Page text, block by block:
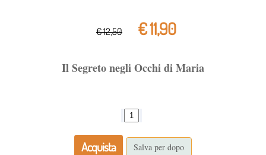
€ 12,50 € 11,90
Il Segreto negli Occhi di Maria
Acquista Salva per dopo